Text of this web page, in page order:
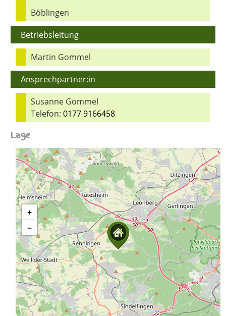
Böblingen
Betriebsleitung
Martin Gommel
Ansprechpartner:in
Susanne Gommel
Telefon:0177 9166458
Lage
+
−